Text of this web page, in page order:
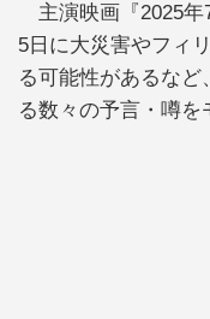
主演映画『2025年
5日に大災害やフィ
る可能性があるな
る数々の予言・噂を